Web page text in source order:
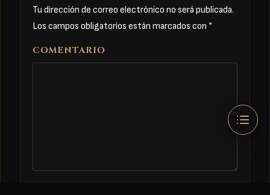
Tu dirección de correo electrónico no será publicada.
Los campos obligatorios están marcados con *
COMENTARIO